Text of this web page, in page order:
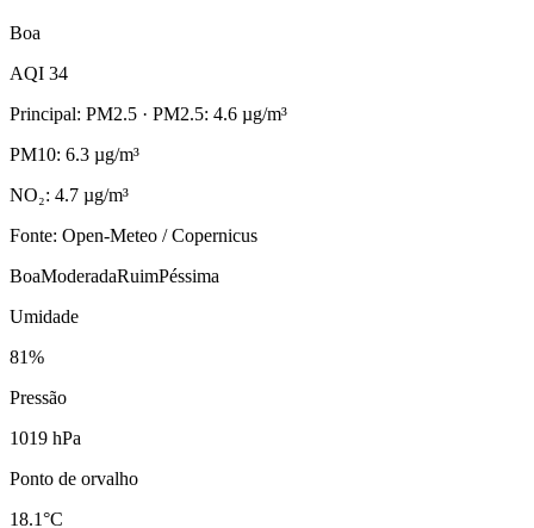
Boa
AQI 34
Principal: PM2.5 · PM2.5: 4.6 µg/m³
PM10: 6.3 µg/m³
NO₂: 4.7 µg/m³
Fonte: Open-Meteo / Copernicus
BoaModeradaRuimPéssima
Umidade
81%
Pressão
1019 hPa
Ponto de orvalho
18.1°C